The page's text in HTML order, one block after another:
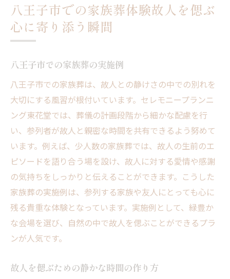
八王子市での家族葬体験故人を偲ぶ
心に寄り添う瞬間
八王子市での家族葬の実施例
八王子市での家族葬は、故人との静けさの中での別れを
大切にする風習が根付いています。セレモニープランニ
ング東花堂では、葬儀の計画段階から細かな配慮を行
い、参列者が故人と親密な時間を共有できるよう努めて
います。例えば、少人数の家族葬では、故人の生前のエ
ピソードを語り合う場を設け、故人に対する愛情や感謝
の気持ちをしっかりと伝えることができます。こうした
家族葬の実施例は、参列する家族や友人にとっても心に
残る貴重な体験となっています。実施例として、緑豊か
な会場を選び、自然の中で故人を偲ぶことができるプラ
ンが人気です。
故人を偲ぶための静かな時間の作り方